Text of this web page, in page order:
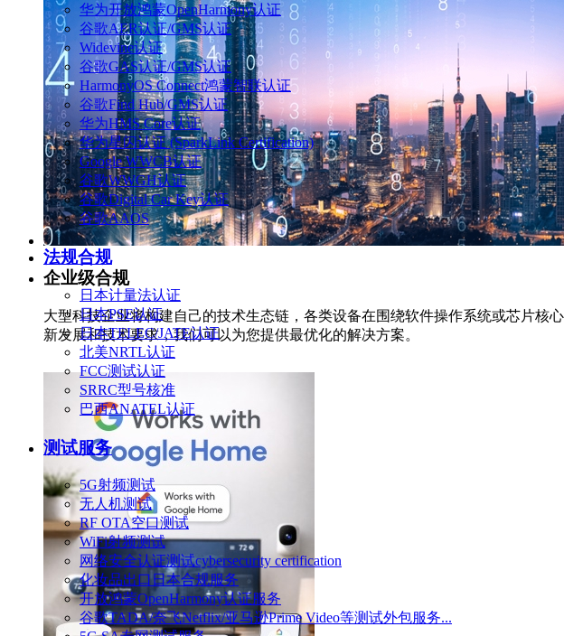
华为开放鸿蒙OpenHarmony认证
谷歌AER认证/GMS认证
Widevine认证
谷歌GAS认证/GMS认证
HarmonyOS Connect鸿蒙智联认证
谷歌Find Hub/GMS认证
华为HMS Core认证
华为星闪认证 (SparkLink Certification)
Google WWCB认证
谷歌WWGH认证
谷歌Digital Car Key认证
谷歌AAOS
法规合规
日本计量法认证
日本PSE认证
日本TELEC/JATE认证
北美NRTL认证
FCC测试认证
SRRC型号核准
巴西ANATEL认证
测试服务
5G射频测试
无人机测试
RF OTA空口测试
WiFi射频测试
网络安全认证测试cybersecurity certification
化妆品出口日本合规服务
开放鸿蒙OpenHarmony认证服务
谷歌TADA/奈飞Netflix/亚马逊Prime Video等测试外包服务...
企业级合规
大型科技企业将构建自己的技术生态链，各类设备在围绕软件操作系统或芯片
新发展和技术要求，我们可以为您提供最优化的解决方案。